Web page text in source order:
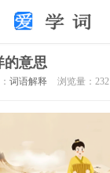
的意思
词语解释 浏览量：232